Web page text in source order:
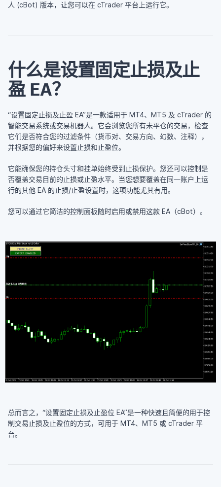
人 (cBot) 版本，让您可以在 cTrader 平台上运行它。
什么是设置固定止损及止
盈 EA？
“设置固定止损及止盈 EA”是一款适用于 MT4、MT5 及 cTrader 的
智能交易系统或交易机器人。它会浏览您所有未平仓的交易，检查
它们是否符合您的过滤条件（货币对、交易方向、幻数、注释），
并根据您的偏好来设置止损和止盈位。
它能确保您的持仓头寸和挂单始终受到止损保护。您还可以控制是
否覆盖交易目前的止损或止盈水平。当您想要覆盖在同一账户上运
行的其他 EA 的止损/止盈设置时，这项功能尤其有用。
您可以通过它简洁的控制面板随时启用或禁用这款 EA（cBot）。
总而言之，“设置固定止损及止盈位 EA”是一种快速且简便的用于控
制交易止损及止盈位的方式，可用于 MT4、MT5 或 cTrader 平
台。